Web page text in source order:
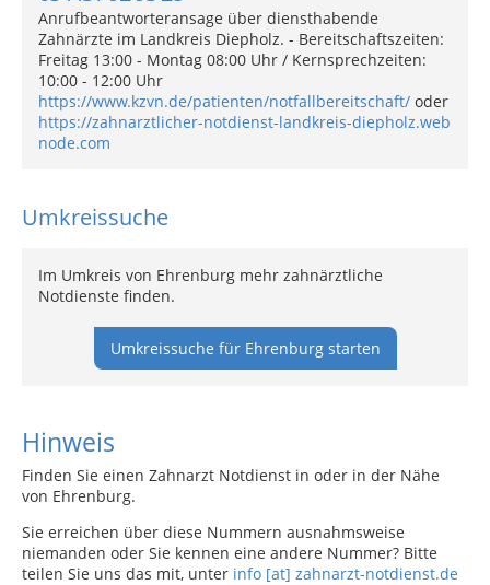
Anrufbeantworteransage über diensthabende
Zahnärzte im Landkreis Diepholz. - Bereitschaftszeiten:
Freitag 13:00 - Montag 08:00 Uhr / Kernsprechzeiten:
10:00 - 12:00 Uhr
https://www.kzvn.de/patienten/notfallbereitschaft/ oder
https://zahnarztlicher-notdienst-landkreis-diepholz.web
node.com
Umkreissuche
Im Umkreis von Ehrenburg mehr zahnärztliche
Notdienste finden.
Umkreissuche für Ehrenburg starten
Hinweis
Finden Sie einen Zahnarzt Notdienst in oder in der Nähe
von Ehrenburg.
Sie erreichen über diese Nummern ausnahmsweise
niemanden oder Sie kennen eine andere Nummer? Bitte
teilen Sie uns das mit, unter info [at] zahnarzt-notdienst.de